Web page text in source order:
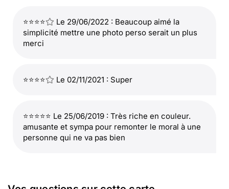
⭐⭐⭐⭐
Le 29/06/2022 : Beaucoup aimé la
simplicité mettre une photo perso serait un plus
merci
⭐⭐⭐⭐ Le 02/11/2021 : Super
⭐⭐⭐⭐⭐ Le 25/06/2019 : Très riche en couleur.
amusante et sympa pour remonter le moral à une
personne qui ne va pas bien